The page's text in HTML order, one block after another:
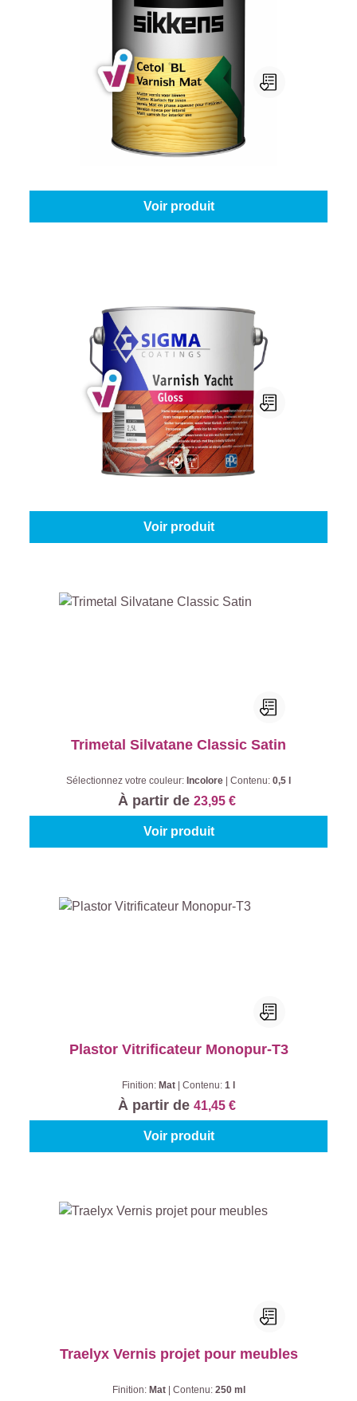
Sikkens Cetol Bl Varnish Mat
Sélectionnez votre couleur:Incolore
Voir produit
Sigma Varnish Yacht
Contenu:1 l
Voir produit
Trimetal Silvatane Classic Satin
Sélectionnez votre couleur: Incolore Contenu: 0,5 l
À partir de 23,95 €
Voir produit
Plastor Vitrificateur Monopur-T3
Finition: Mat Contenu: 1 l
À partir de 41,45 €
Voir produit
Traelyx Vernis projet pour meubles
Finition: Mat Contenu: 250 ml